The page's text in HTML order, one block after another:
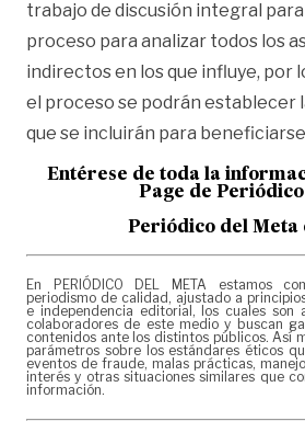
trabajo de discusión integral
proceso para analizar todos los
indirectos en los que influye, por
el proceso se podrán establecer
que se incluirán para
Entérese de toda la
Page de
Periódico del Meta
En PERIÓDICO DEL META estamos
periodismo de calidad, ajustado a
e independencia editorial, los cuales son
colaboradores de este medio y buscan
contenidos ante los distintos públicos. Así
parámetros sobre los estándares éticos
eventos de fraude, malas prácticas,
interés y otras situaciones similares que
información.